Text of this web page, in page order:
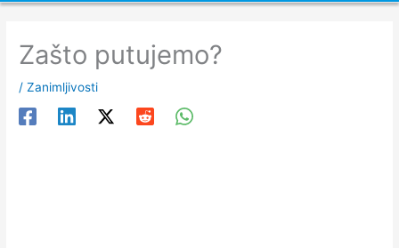
Zašto putujemo?
/Zanimljivosti